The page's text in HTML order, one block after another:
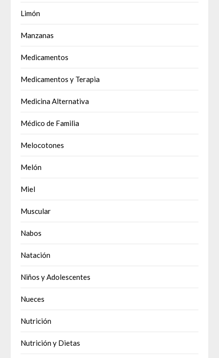
Limón
Manzanas
Medicamentos
Medicamentos y Terapia
Medicina Alternativa
Médico de Familia
Melocotones
Melón
Miel
Muscular
Nabos
Natación
Niños y Adolescentes
Nueces
Nutrición
Nutrición y Dietas